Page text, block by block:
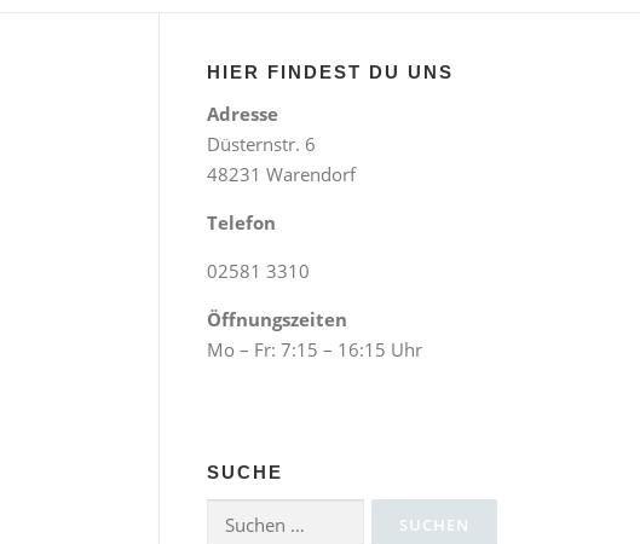
HIER FINDEST DU UNS
Adresse
Düsternstr. 6
48231 Warendorf
Telefon
02581 3310
Öffnungszeiten
Mo – Fr: 7:15 – 16:15 Uhr
SUCHE
Suchen